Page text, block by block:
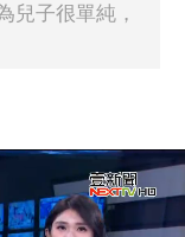
兒子很單純，